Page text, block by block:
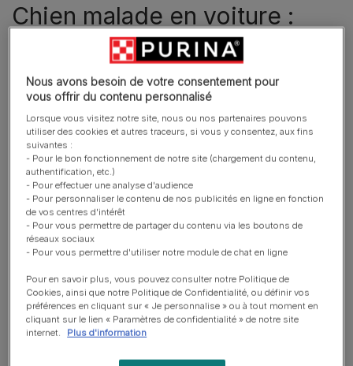
Chien malade en voiture :
quelles sont les causes du
mal des transports chez le
chien ?
Nous avons besoin de votre consentement pour
vous offrir du contenu personnalisé
Lorsque vous visitez notre site, nous ou nos partenaires pouvons
utiliser des cookies et autres traceurs, si vous y consentez, aux fins
suivantes :
- Pour le bon fonctionnement de notre site (chargement du contenu,
authentification, etc.)
- Pour effectuer une analyse d'audience
- Pour personnaliser le contenu de nos publicités en ligne en fonction
de vos centres d'intérêt
- Pour vous permettre de partager du contenu via les boutons de
réseaux sociaux
- Pour vous permettre d'utiliser notre module de chat en ligne
Pour en savoir plus, vous pouvez consulter notre Politique de
Cookies, ainsi que notre Politique de Confidentialité, ou définir vos
préférences en cliquant sur « Je personnalise » ou à tout moment en
cliquant sur le lien « Paramètres de confidentialité » de notre site
internet.
Plus d'information